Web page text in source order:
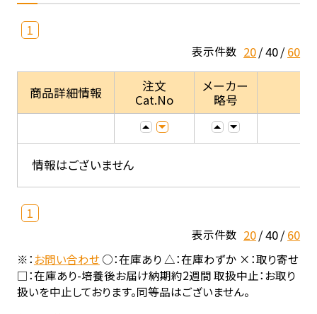
1
表示件数 20 40 60
商品詳細情報
注文
Cat.No
メーカー
略号
情報はございません
1
表示件数 20 40 60
※：お問い合わせ○：在庫あり △：在庫わずか ×：取り寄せ
□：在庫あり-培養後お届け納期約2週間 取扱中止：お取り
扱いを中止しております。同等品はございません。